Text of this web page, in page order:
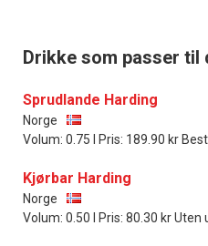
Drikke som passer til
Sprudlande Harding
Norge
Volum: 0.75 l Pris: 189.90 kr
Kjørbar Harding
Norge
Volum: 0.50 l Pris: 80.30 kr Uten